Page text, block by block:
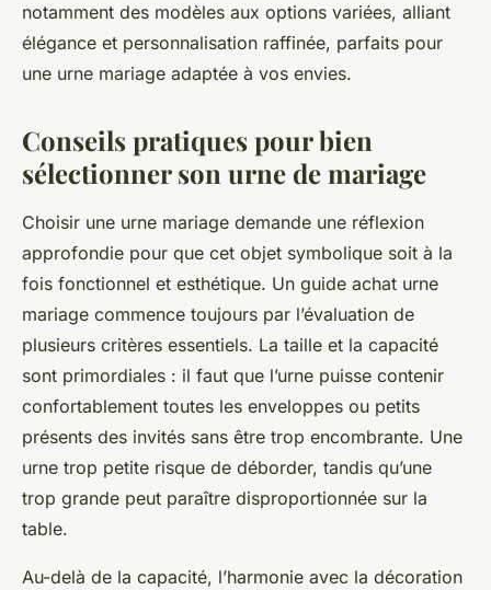
notamment des modèles aux options variées, alliant
élégance et personnalisation raffinée, parfaits pour
une urne mariage adaptée à vos envies.
Conseils pratiques pour bien
sélectionner son urne de mariage
Choisir une urne mariage demande une réflexion
approfondie pour que cet objet symbolique soit à la
fois fonctionnel et esthétique. Un guide achat urne
mariage commence toujours par l’évaluation de
plusieurs critères essentiels. La taille et la capacité
sont primordiales : il faut que l’urne puisse contenir
confortablement toutes les enveloppes ou petits
présents des invités sans être trop encombrante. Une
urne trop petite risque de déborder, tandis qu’une
trop grande peut paraître disproportionnée sur la
table.
Au-delà de la capacité, l’harmonie avec la décoration